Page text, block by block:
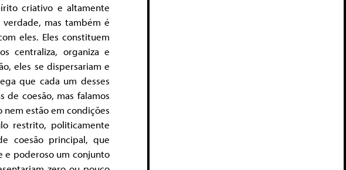
criativo e altamente
mas também é
eles. Eles constituem
centraliza, organiza e
eles se dispersariam e
que cada um desses
de coesão, mas falamos
estão em condições
restrito, politicamente
coesão principal, que
e poderoso um conjunto